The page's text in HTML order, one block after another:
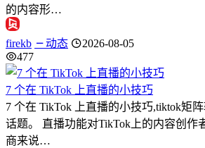
的内容形…
firekb 动态
2026-08-05
477
7 个在 TikTok 上直播的小技巧
7 个在 TikTok 上直播的小技巧,tiktok矩
话题。 直播功能对TikTok上的内容创作
商来说…